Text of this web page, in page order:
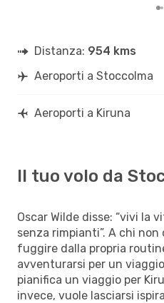
Distanza: 954 kms
Aeroporti a Stoccolma
Aeroporti a Kiruna
Il tuo volo da
Oscar Wilde disse: “vivi la
senza rimpianti”. A chi
fuggire dalla propria
avventurarsi per un viaggio
pianifica un viaggio per
invece, vuole lasciarsi